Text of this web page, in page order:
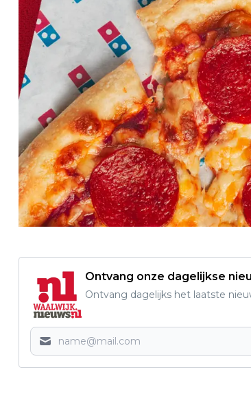
Ontvang onze dagelijkse
Ontvang dagelijks het laatste